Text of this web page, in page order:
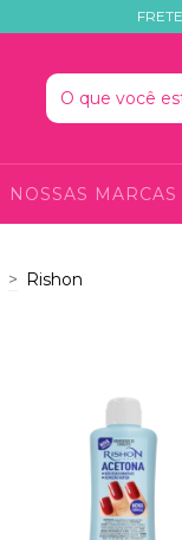
NOSSAS
> Rishon